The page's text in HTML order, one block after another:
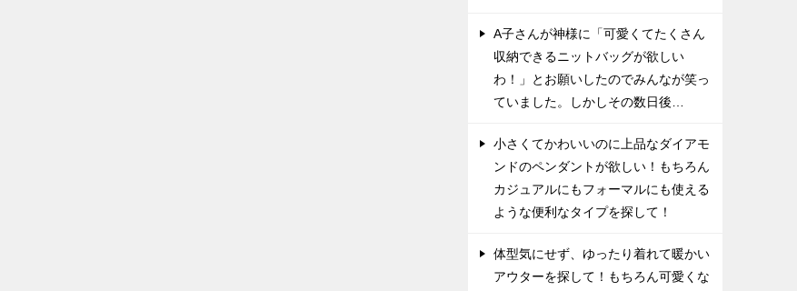
A子さんが神様に「可愛くてたくさん
収納できるニットバッグが欲しい
わ！」とお願いしたのでみんなが笑っ
ていました。しかしその数日後…
小さくてかわいいのに上品なダイアモ
ンドのペンダントが欲しい！もちろん
カジュアルにもフォーマルにも使える
ような便利なタイプを探して！
体型気にせず、ゆったり着れて暖かい
アウターを探して！もちろん可愛くな